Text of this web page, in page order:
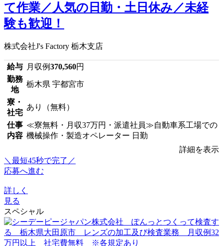
て作業／人気の日勤・土日休み／未経
験も歓迎！
株式会社J's Factory 栃木支店
給与 月収例370,560円
勤務
地
栃木県 宇都宮市
寮・
社宅
あり（無料）
仕事
内容
≪寮無料・月収37万円・派遣社員≫自動車系工場での
機械操作・製造オペレーター 日勤
詳細を表示
＼最短45秒で完了／
応募へ進む
詳しく
見る
スペシャル